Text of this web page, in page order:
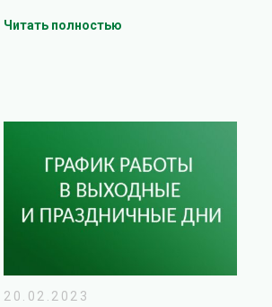
Читать полностью
20.02.2023